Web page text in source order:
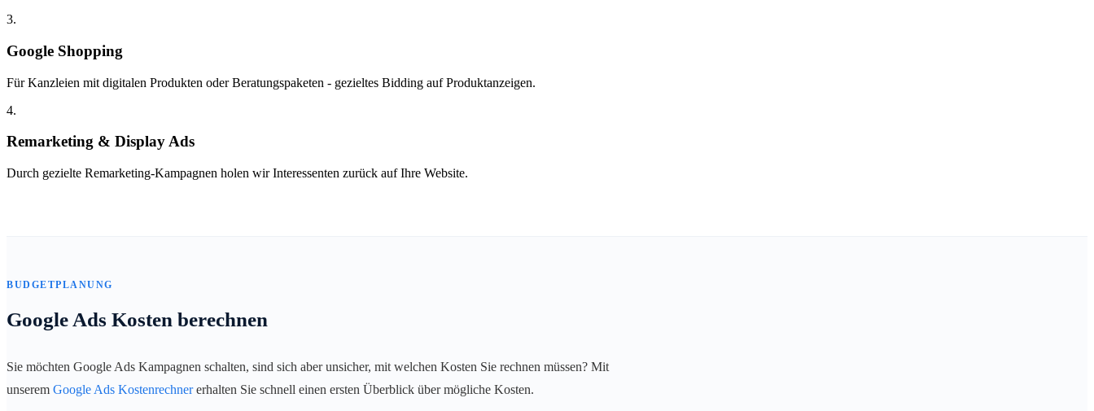
3.
Google Shopping
Für Kanzleien mit digitalen Produkten oder Beratungspaketen - gezieltes Bidding auf Produktanzeigen.
4.
Remarketing & Display Ads
Durch gezielte Remarketing-Kampagnen holen wir Interessenten zurück auf Ihre Website.
BUDGETPLANUNG
Google Ads Kosten berechnen
Sie möchten Google Ads Kampagnen schalten, sind sich aber unsicher, mit welchen Kosten Sie rechnen müssen? Mit
unserem Google Ads Kostenrechnererhalten Sie schnell einen ersten Überblick über mögliche Kosten.